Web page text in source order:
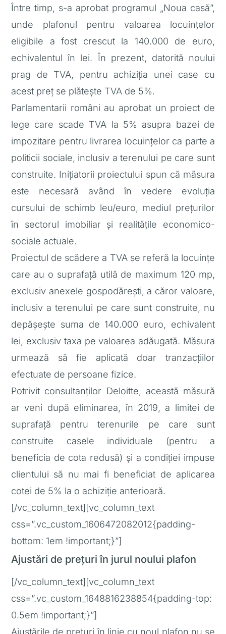
Între timp, s-a aprobat programul „Noua casă”,
unde plafonul pentru valoarea locuințelor
eligibile a fost crescut la 140.000 de euro,
echivalentul în lei. În prezent, datorită noului
prag de TVA, pentru achiziția unei case cu
acest preț se plătește TVA de 5%.
Parlamentarii români au aprobat un proiect de
lege care scade TVA la 5% asupra bazei de
impozitare pentru livrarea locuinţelor ca parte a
politicii sociale, inclusiv a terenului pe care sunt
construite. Inițiatorii proiectului spun că măsura
este necesară având în vedere evoluția
cursului de schimb leu/euro, mediul prețurilor
în sectorul imobiliar și realitățile economico-
sociale actuale.
Proiectul de scădere a TVA se referă la locuințe
care au o suprafaţă utilă de maximum 120 mp,
exclusiv anexele gospodăreşti, a căror valoare,
inclusiv a terenului pe care sunt construite, nu
depăşeşte suma de 140.000 euro, echivalent
lei, exclusiv taxa pe valoarea adăugată. Măsura
urmează să fie aplicată doar tranzacțiilor
efectuate de persoane fizice.
Potrivit consultanților Deloitte, această măsură
ar veni după eliminarea, în 2019, a limitei de
suprafață pentru terenurile pe care sunt
construite casele individuale (pentru a
beneficia de cota redusă) și a condiției impuse
clientului să nu mai fi beneficiat de aplicarea
cotei de 5% la o achiziție anterioară.
[/vc_column_text][vc_column_text
css=”.vc_custom_1606472082012{padding-
bottom: 1em !important;}”]
Ajustări de prețuri în jurul noului plafon
[/vc_column_text][vc_column_text
css=”.vc_custom_1648816238854{padding-top:
0.5em !important;}”]
Ajustările de prețuri în linie cu noul plafon nu se